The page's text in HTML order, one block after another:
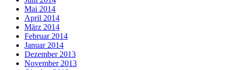
Mai 2014
April 2014
März 2014
Februar 2014
Januar 2014
Dezember 2013
November 2013